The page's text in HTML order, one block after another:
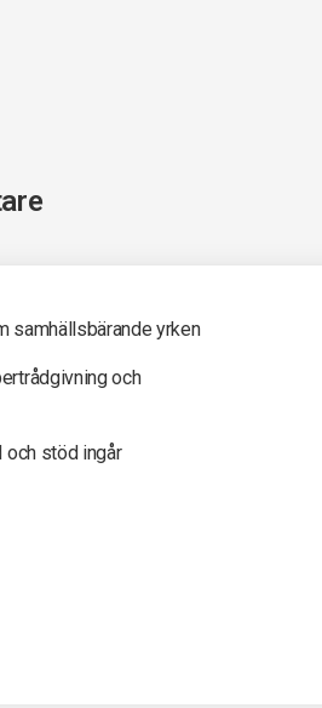
samhällsbärande yrken
och
och stöd ingår